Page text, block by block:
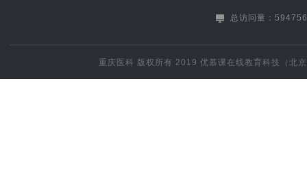
总访问量：
重庆医科 版权所有 2019优慕课在线教育科技（北